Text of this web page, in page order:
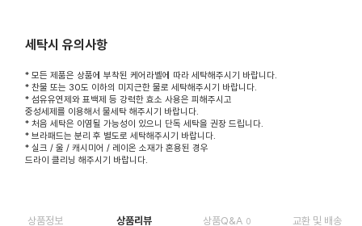
세탁시 유의사항
* 모든 제품은 상품에 부착된 케어라벨에 따라 세탁해주시기 바랍니다.
* 찬물 또는 30도 이하의 미지근한 물로 세탁해주시기 바랍니다.
* 섬유유연제와 표백제 등 강력한 효소 사용은 피해주시고
중성세제를 이용해서 물세탁 해주시기 바랍니다.
* 처음 세탁은 이염될 가능성이 있으니 단독 세탁을 권장 드립니다.
* 브라패드는 분리 후 별도로 세탁해주시기 바랍니다.
* 실크 / 울 / 캐시미어 / 레이온 소재가 혼용된 경우
드라이 클리닝 해주시기 바랍니다.
상품정보 상품리뷰 상품Q&A 0 교환 및 배송